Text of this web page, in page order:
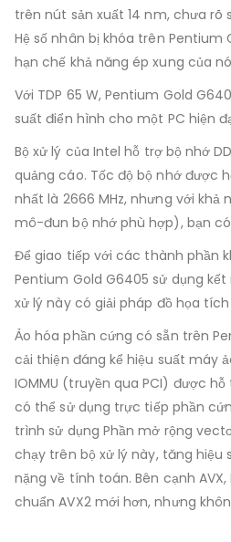
trên nút sản xuất 14 nm, chưa rõ
Hệ số nhân bị khóa trên Pentium
hạn chế khả năng ép xung của
Với TDP 65 W, Pentium Gold
suất điển hình cho một PC hiện
Bộ xử lý của Intel hỗ trợ bộ nhớ
quảng cáo. Tốc độ bộ nhớ được
nhất là 2666 MHz, nhưng với khả
mô-đun bộ nhớ phù hợp), bạn
Để giao tiếp với các thành phần
Pentium Gold G6405 sử dụng kết
xử lý này có giải pháp đồ họa tích
Ảo hóa phần cứng có sẵn trên
cải thiện đáng kể hiệu suất máy
IOMMU (truyền qua PCI) được
có thể sử dụng trực tiếp phần
trình sử dụng Phần mở rộng
chạy trên bộ xử lý này, tăng
nặng về tính toán. Bên cạnh
chuẩn AVX2 mới hơn, nhưng